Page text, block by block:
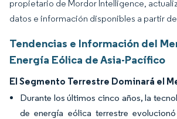
propietario de Mordor Intelligence,
datos e información disponibles a partir
Tendencias e Información del
Energía Eólica de Asia-Pacífico
El Segmento Terrestre Dominará el
Durante los últimos cinco años, la
de energía eólica terrestre